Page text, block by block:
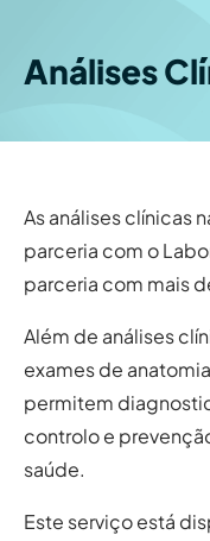
Análises
As análises clínicas
parceria com o
parceria com mais
Além de análises
exames de
permitem
controlo e
saúde.
Este serviço está